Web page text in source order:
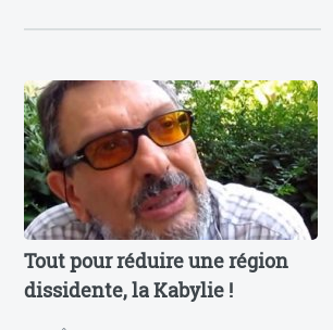
Tout pour réduire une région
dissidente, la Kabylie !